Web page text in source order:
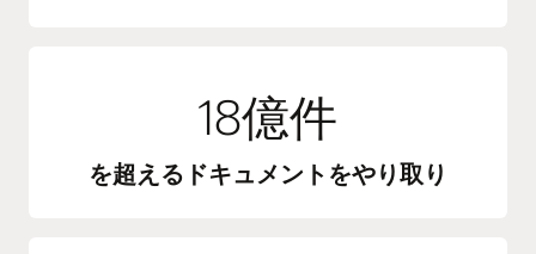
18億件
を超えるドキュメントをやり取り